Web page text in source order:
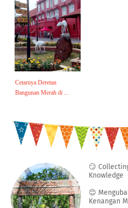
Cetarnya Deretan
Bangunan Merah di ...
😏
Knowledge
😊
Kenangan